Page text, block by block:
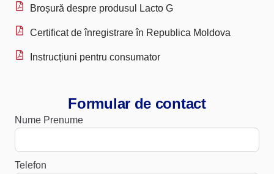
Broșură despre produsul Lacto G
Certificat de înregistrare în Republica Moldova
Instrucțiuni pentru consumator
Formular de contact
Nume Prenume
Telefon